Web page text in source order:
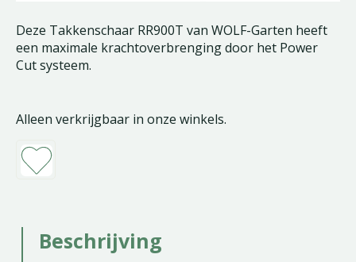
Deze Takkenschaar RR900T van WOLF-Garten heeft
een maximale krachtoverbrenging door het Power
Cut systeem.
Alleen verkrijgbaar in onze winkels.
Beschrijving